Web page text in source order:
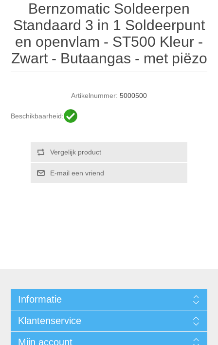
Bernzomatic Soldeerpen
Standaard 3 in 1 Soldeerpunt
en openvlam - ST500 Kleur -
Zwart - Butaangas - met piëzo
Artikelnummer: 5000500
Beschikbaarheid:
Informatie
Klantenservice
Mijn account